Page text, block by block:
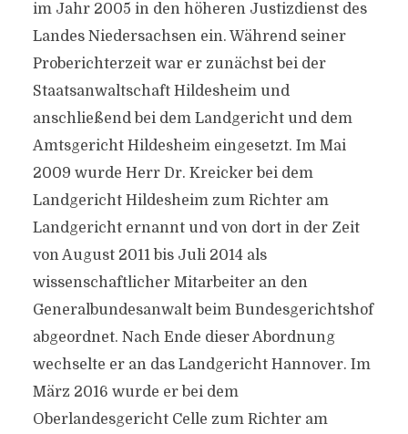
im Jahr 2005 in den höheren Justizdienst des
Landes Niedersachsen ein. Während seiner
Proberichterzeit war er zunächst bei der
Staatsanwaltschaft Hildesheim und
anschließend bei dem Landgericht und dem
Amtsgericht Hildesheim eingesetzt. Im Mai
2009 wurde Herr Dr. Kreicker bei dem
Landgericht Hildesheim zum Richter am
Landgericht ernannt und von dort in der Zeit
von August 2011 bis Juli 2014 als
wissenschaftlicher Mitarbeiter an den
Generalbundesanwalt beim Bundesgerichtshof
abgeordnet. Nach Ende dieser Abordnung
wechselte er an das Landgericht Hannover. Im
März 2016 wurde er bei dem
Oberlandesgericht Celle zum Richter am